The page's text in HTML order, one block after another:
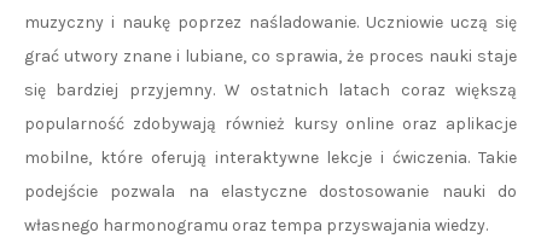
muzyczny i naukę poprzez naśladowanie. Uczniowie uczą się
grać utwory znane i lubiane, co sprawia, że proces nauki staje
się bardziej przyjemny. W ostatnich latach coraz większą
popularność zdobywają również kursy online oraz aplikacje
mobilne, które oferują interaktywne lekcje i ćwiczenia. Takie
podejście pozwala na elastyczne dostosowanie nauki do
własnego harmonogramu oraz tempa przyswajania wiedzy.